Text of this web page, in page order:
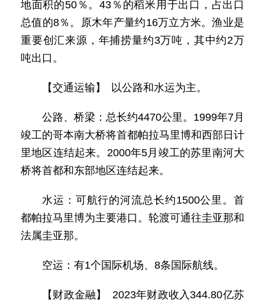
地面积的50％。43％的稻米用于出口，占出口
总值的8％。原木年产量约16万立方米。渔业是
重要创汇来源，年捕捞量约3万吨，其中约2万
吨出口。
【交通运输】 以公路和水运为主。
公路、桥梁：总长约4470公里。1999年7月
竣工的哥本南大桥将首都帕拉马里博和西部日计
里地区连结起来。2000年5月竣工的苏里南河大
桥将首都和东部地区连结起来。
水运：可航行的河流总长约1500公里。首
都帕拉马里博为主要港口。轮渡可通往圭亚那和
法属圭亚那。
空运：有1个国际机场、8条国际航线。
【财政金融】 2023年财政收入344.80亿苏